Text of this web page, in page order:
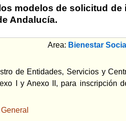
modelos de solicitud
Andalucía.
Area: Bienestar Social
de Entidades, Servicios y
I y Anexo II, para inscripción
General